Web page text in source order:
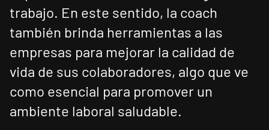
trabajo. En este sentido, la coach
también brinda herramientas a las
empresas para mejorar la calidad de
vida de sus colaboradores, algo que ve
como esencial para promover un
ambiente laboral saludable.